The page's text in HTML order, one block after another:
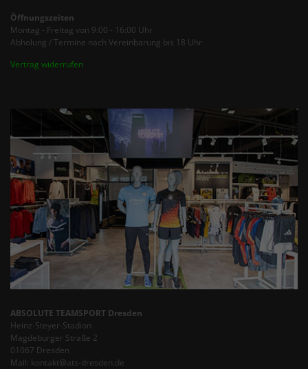
Öffnungszeiten
Montag - Freitag von 9:00 - 16:00 Uhr
Abholung / Termine nach Vereinbarung bis 18 Uhr
Vertrag widerrufen
ABSOLUTE TEAMSPORT Dresden
Heinz-Steyer-Stadion
Magdeburger Straße 2
01067 Dresden
Mail: kontakt@ats-dresden.de